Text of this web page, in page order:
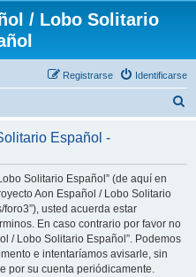
/ Lobo Solitario
Identificarse
Registrarse
c
Español -
Solitario Español” (de aquí en
Aon Español / Lobo Solitario
foro3”), usted acuerda estar
En caso contrario por favor no
/ Lobo Solitario Español”. Podemos
e intentaríamos avisarle, sin
por su cuenta periódicamente.